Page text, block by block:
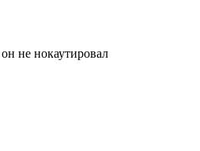
не нокаутировал